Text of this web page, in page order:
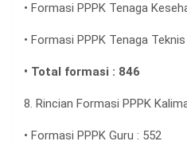
• Formasi PPPK Tenaga
• Formasi PPPK Tenaga
• Total formasi : 846
8. Rincian Formasi PPPK
• Formasi PPPK Guru : 552